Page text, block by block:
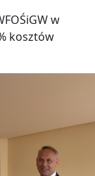
w
kosztów